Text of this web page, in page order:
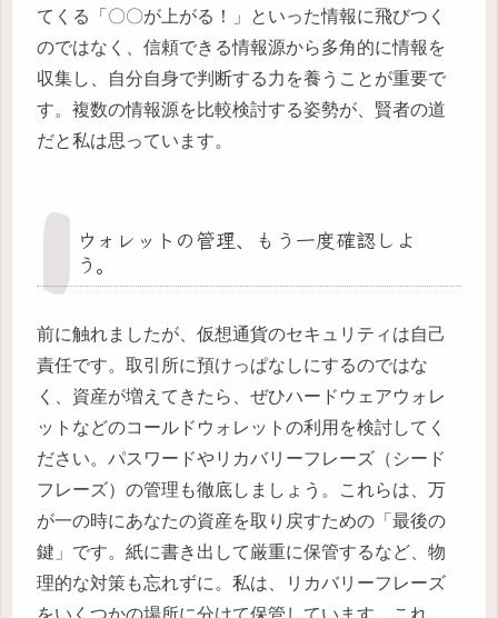
てくる「〇〇が上がる！」といった情報に飛びつく
のではなく、信頼できる情報源から多角的に情報を
収集し、自分自身で判断する力を養うことが重要で
す。複数の情報源を比較検討する姿勢が、賢者の道
だと私は思っています。
ウォレットの管理、もう一度確認しよ
う。
前に触れましたが、仮想通貨のセキュリティは自己
責任です。取引所に預けっぱなしにするのではな
く、資産が増えてきたら、ぜひハードウェアウォレ
ットなどのコールドウォレットの利用を検討してく
ださい。パスワードやリカバリーフレーズ（シード
フレーズ）の管理も徹底しましょう。これらは、万
が一の時にあなたの資産を取り戻すための「最後の
鍵」です。紙に書き出して厳重に保管するなど、物
理的な対策も忘れずに。私は、リカバリーフレーズ